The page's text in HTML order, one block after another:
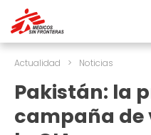
Actualidad > Noticias
Pakistán: la
campaña de